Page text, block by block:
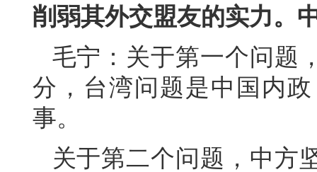
削弱其外交盟友的实力。
毛宁：关于第一个问题
分，台湾问题是中国内
事。
关于第二个问题，中方